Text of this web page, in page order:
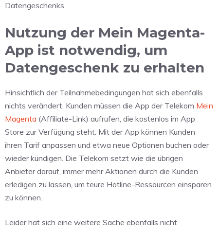
Datengeschenks.
Nutzung der Mein Magenta-
App ist notwendig, um
Datengeschenk zu erhalten
Hinsichtlich der Teilnahmebedingungen hat sich ebenfalls
nichts verändert. Kunden müssen die App der Telekom Mein
Magenta (Affiliate-Link) aufrufen, die kostenlos im App
Store zur Verfügung steht. Mit der App können Kunden
ihren Tarif anpassen und etwa neue Optionen buchen oder
wieder kündigen. Die Telekom setzt wie die übrigen
Anbieter darauf, immer mehr Aktionen durch die Kunden
erledigen zu lassen, um teure Hotline-Ressourcen einsparen
zu können.
Leider hat sich eine weitere Sache ebenfalls nicht